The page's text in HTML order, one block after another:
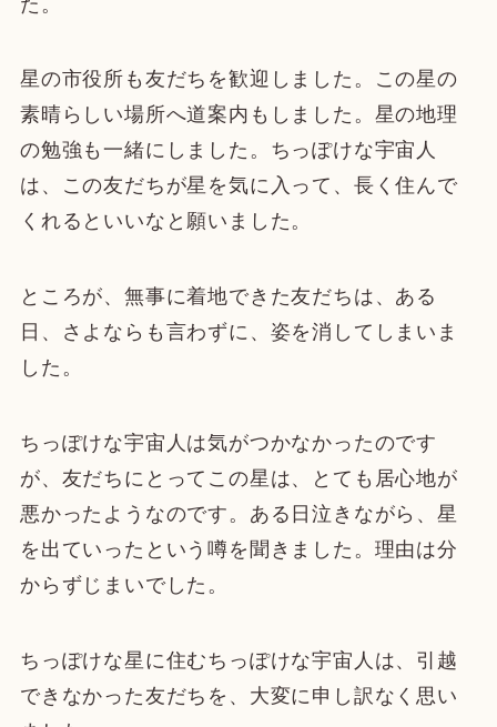
星の市役所も友だちを歓迎しました。この星の
素晴らしい場所へ道案内もしました。星の地理
の勉強も一緒にしました。ちっぽけな宇宙人
は、この友だちが星を気に入って、長く住んで
くれるといいなと願いました。
ところが、無事に着地できた友だちは、ある
日、さよならも言わずに、姿を消してしまいま
した。
ちっぽけな宇宙人は気がつかなかったのです
が、友だちにとってこの星は、とても居心地が
悪かったようなのです。ある日泣きながら、星
を出ていったという噂を聞きました。理由は分
からずじまいでした。
ちっぽけな星に住むちっぽけな宇宙人は、引越
できなかった友だちを、大変に申し訳なく思い